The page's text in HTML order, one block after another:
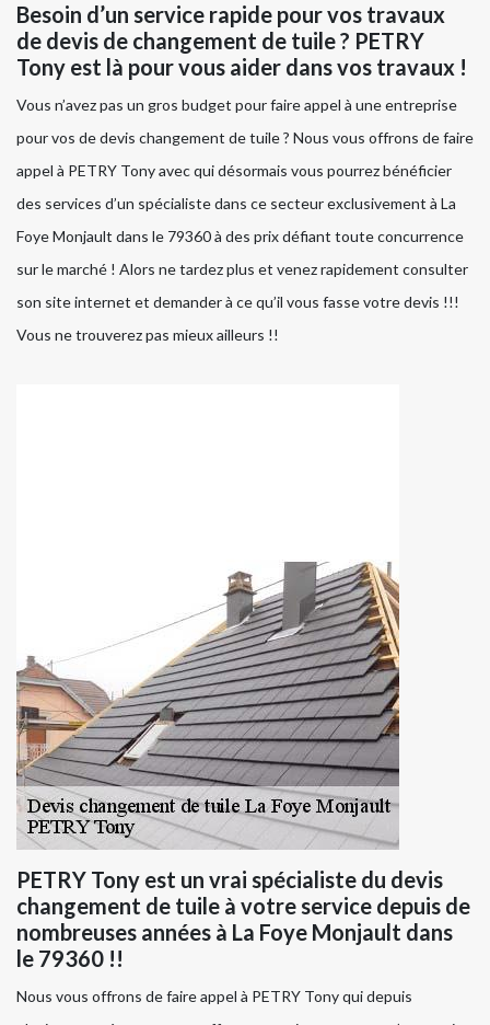
Besoin d’un service rapide pour vos travaux
de devis de changement de tuile ? PETRY
Tony est là pour vous aider dans vos travaux !
Vous n’avez pas un gros budget pour faire appel à une entreprise
pour vos de devis changement de tuile ? Nous vous offrons de faire
appel à PETRY Tony avec qui désormais vous pourrez bénéficier
des services d’un spécialiste dans ce secteur exclusivement à La
Foye Monjault dans le 79360 à des prix défiant toute concurrence
sur le marché ! Alors ne tardez plus et venez rapidement consulter
son site internet et demander à ce qu’il vous fasse votre devis !!!
Vous ne trouverez pas mieux ailleurs !!
PETRY Tony est un vrai spécialiste du devis
changement de tuile à votre service depuis de
nombreuses années à La Foye Monjault dans
le 79360 !!
Nous vous offrons de faire appel à PETRY Tony qui depuis